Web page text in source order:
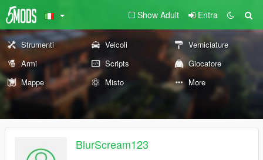
Show Adult Entra
Strumenti Veicoli
Verniciature
Armi
Scripts
Giocatore
Mappe
Misto More
BlurScream123